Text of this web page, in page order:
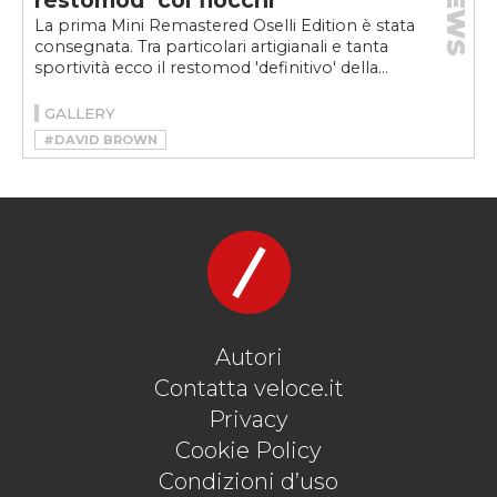
La prima Mini Remastered Oselli Edition è stata
consegnata. Tra particolari artigianali e tanta
sportività ecco il restomod 'definitivo' della...
GALLERY
#DAVID BROWN
#DAVID BROWN AUTOMOTIVE
#MINI REMASTERED OSELLI EDITION
#RESTOMOD
Autori
Contatta veloce.it
Privacy
Cookie Policy
Condizioni d’uso